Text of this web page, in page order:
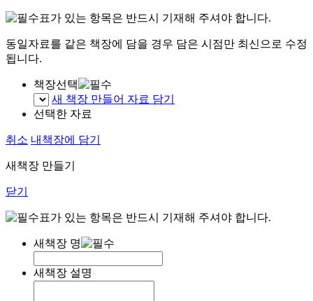
표가 있는 항목은 반드시 기재해 주셔야 합니다.
동일자료를 같은 책장에 담을 경우 담은 시점만 최신으로 수정
됩니다.
책장선택
새 책장 만들어 자료 담기
선택한 자료
취소 내책장에 담기
새책장 만들기
닫기
표가 있는 항목은 반드시 기재해 주셔야 합니다.
새책장 명
새책장 설명